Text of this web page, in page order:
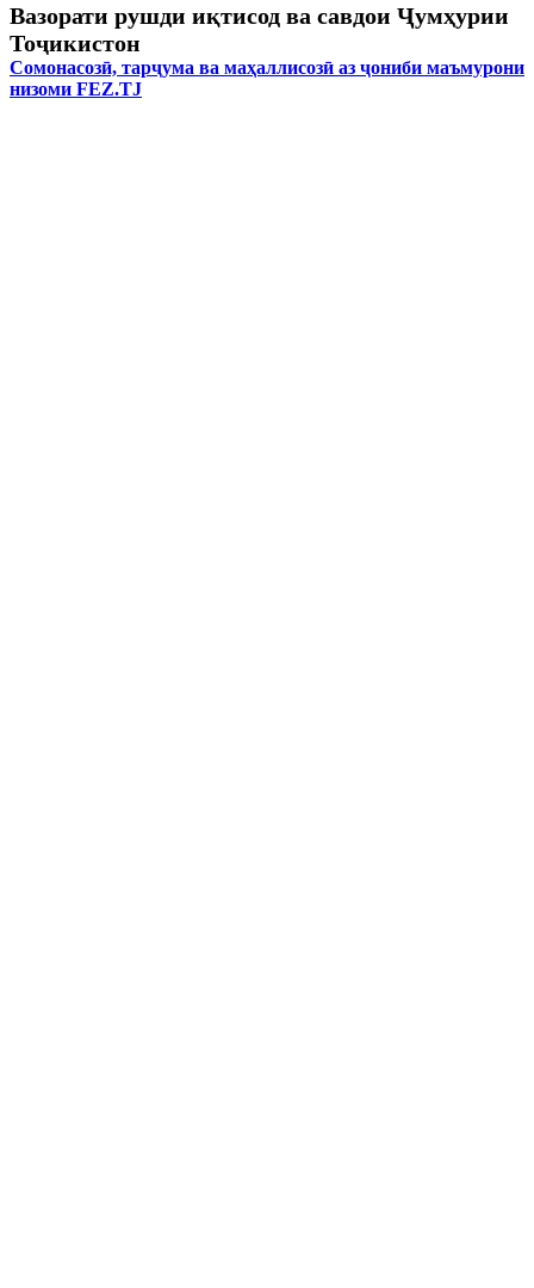
Вазорати рушди иқтисод ва савдои Ҷумҳурии
Тоҷикистон
Сомонасозӣ, тарҷума ва маҳаллисозӣ аз ҷониби маъмурони
низоми FEZ.TJ